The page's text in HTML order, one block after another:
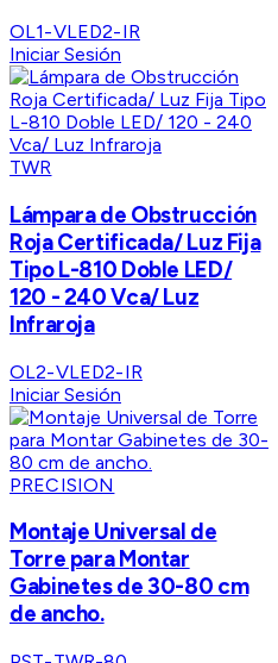
OL1-VLED2-IR
Iniciar Sesión
TWR
Lámpara de Obstrucción
Roja Certificada/ Luz Fija
Tipo L-810 Doble LED/
120 - 240 Vca/ Luz
Infraroja
OL2-VLED2-IR
Iniciar Sesión
PRECISION
Montaje Universal de
Torre para Montar
Gabinetes de 30-80 cm
de ancho.